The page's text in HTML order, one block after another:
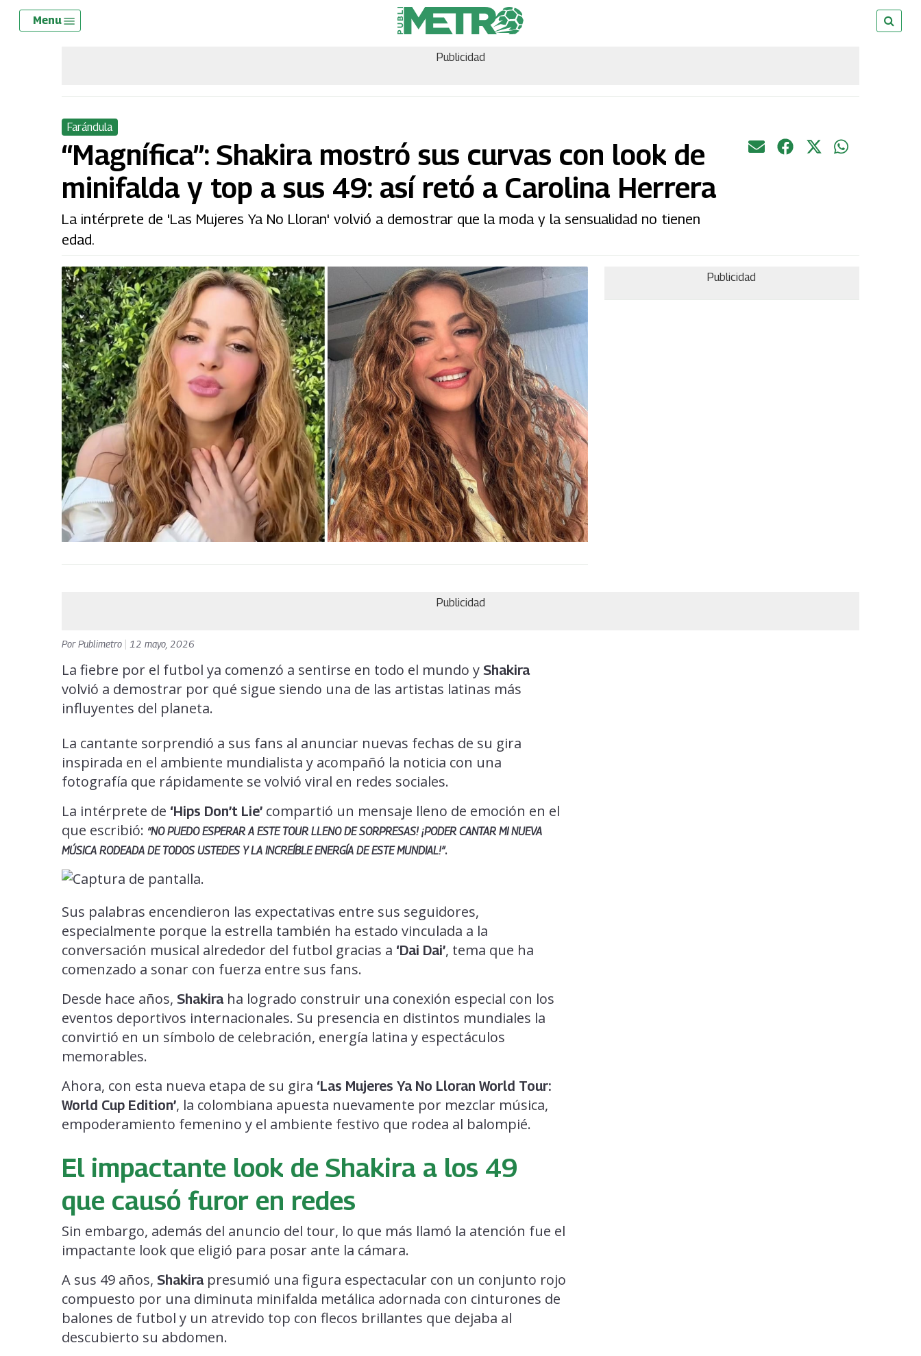
Skip
Menu
Publicidad
Farándula
“Magnífica”: Shakira mostró sus curvas con look de
minifalda y top a sus 49: así retó a Carolina Herrera
La intérprete de 'Las Mujeres Ya No Lloran' volvió a demostrar que la moda y la sensualidad no tienen
edad.
Publicidad
Publicidad
PorPublimetro 12 mayo, 2026
La fiebre por el futbol ya comenzó a sentirse en todo el mundo y Shakira
volvió a demostrar por qué sigue siendo una de las artistas latinas más
influyentes del planeta.
La cantante sorprendió a sus fans al anunciar nuevas fechas de su gira
inspirada en el ambiente mundialista y acompañó la noticia con una
fotografía que rápidamente se volvió viral en redes sociales.
La intérprete de ‘Hips Don’t Lie’ compartió un mensaje lleno de emoción en el
que escribió: “NO PUEDO ESPERAR A ESTE TOUR LLENO DE SORPRESAS! ¡PODER CANTAR MI NUEVA
MÚSICA RODEADA DE TODOS USTEDES Y LA INCREÍBLE ENERGÍA DE ESTE MUNDIAL!”.
Sus palabras encendieron las expectativas entre sus seguidores,
especialmente porque la estrella también ha estado vinculada a la
conversación musical alrededor del futbol gracias a ‘Dai Dai’, tema que ha
comenzado a sonar con fuerza entre sus fans.
Desde hace años, Shakira ha logrado construir una conexión especial con los
eventos deportivos internacionales. Su presencia en distintos mundiales la
convirtió en un símbolo de celebración, energía latina y espectáculos
memorables.
Ahora, con esta nueva etapa de su gira ‘Las Mujeres Ya No Lloran World Tour:
World Cup Edition’, la colombiana apuesta nuevamente por mezclar música,
empoderamiento femenino y el ambiente festivo que rodea al balompié.
El impactante look de Shakira a los 49
que causó furor en redes
Sin embargo, además del anuncio del tour, lo que más llamó la atención fue el
impactante look que eligió para posar ante la cámara.
A sus 49 años, Shakirapresumió una figura espectacular con un conjunto rojo
compuesto por una diminuta minifalda metálica adornada con cinturones de
balones de futbol y un atrevido top con flecos brillantes que dejaba al
descubierto su abdomen.
Menu